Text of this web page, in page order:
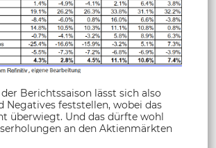
Berichtssaison lässt sich also
Negatives feststellen, wobei das
überwiegt. Und das dürfte wohl
an den Aktienmärkten